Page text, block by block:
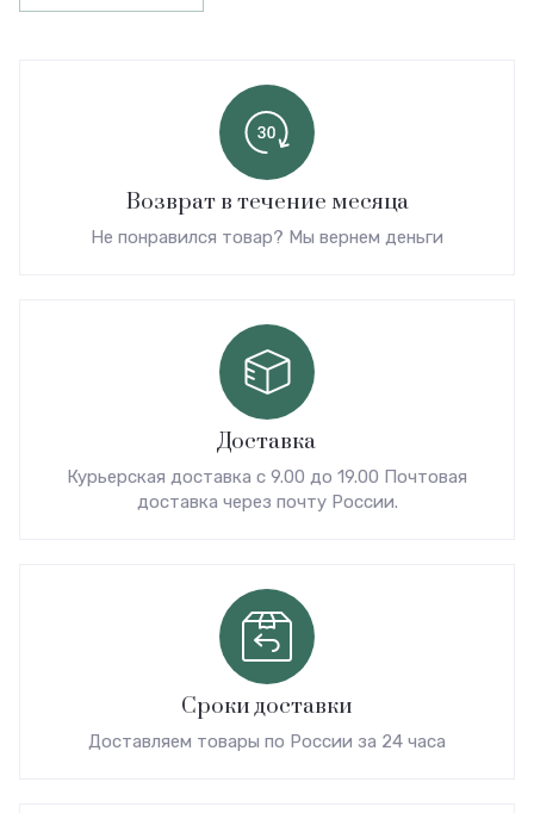
Возврат в течение месяца
Не понравился товар? Мы вернем деньги
Доставка
Курьерская доставка с 9.00 до 19.00 Почтовая
доставка через почту России.
Сроки доставки
Доставляем товары по России за 24 часа